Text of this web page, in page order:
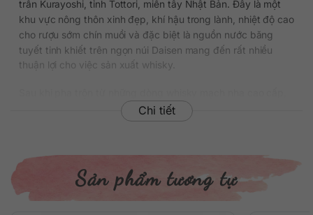
trấn Kurayoshi, tỉnh Tottori, miền tây Nhật Bản. Đây là một
khu vực nông thôn xinh đẹp, khí hậu trong lành, nhiệt độ cao
cho rượu sớm chín muồi và đặc biệt là nguồn nước băng
tuyết tinh khiết trên ngọn núi Daisen mang đến rất nhiều
thuận lợi cho việc sản xuất whisky.
rượu sẽ được ngâm ủ rất lâu bên trong thùng bourbon cũ.
Điều đó mang đến hương vị trái cây ngọt ngào và thật nhiều
Thông tin chi tiết về rượu
Xuất xứ: Nhật Bản
Chi tiết
Sản phẩm tương tự